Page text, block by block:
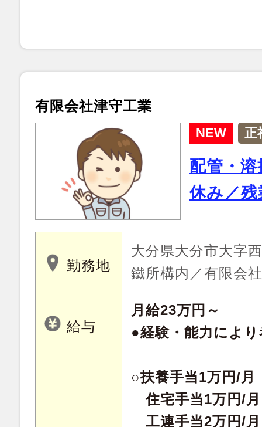
有限会社津守工業
NEW 正
配管・
休み／
勤務地
大分県大分市大字
鐵所構内／有限会
給与
月給23万円～
●経験・能力によ
○扶養手当1万円/月
住宅手当1万円/月
工連手当2万円/月